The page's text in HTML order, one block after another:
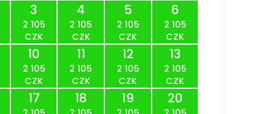
3
2 105
CZK
4
2 105
CZK
5
2 105
CZK
6
2 105
CZK
10
2 105
CZK
11
2 105
CZK
12
2 105
CZK
13
2 105
CZK
17 18 19 20